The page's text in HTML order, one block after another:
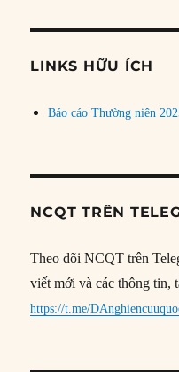
đề
LINKS HỮU ÍCH
Báo cáo Thường niên
NCQT TRÊN
Theo dõi NCQT trên
viết mới và các thông
https://t.me/